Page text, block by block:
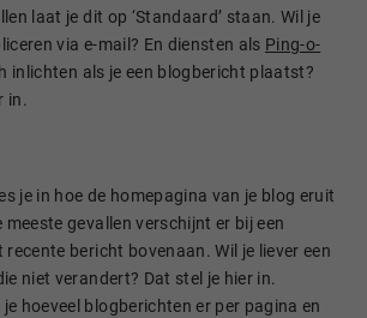
laat je dit op ‘Standaard’ staan. Wil je
via e-mail? En diensten als Ping-o-
inlichten als je een blogbericht plaatst?
in.
je in hoe de homepagina van je blog eruit
meeste gevallen verschijnt er bij een
recente bericht bovenaan. Wil je liever een
niet verandert? Dat stel je hier in.
hoeveel blogberichten er per pagina en